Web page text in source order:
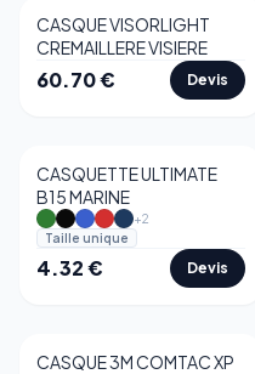
CASQUE VISORLIGHT
CREMAILLERE VISIERE
60.70€ Devis
CASQUETTE ULTIMATE
B15 MARINE
+2
Taille unique
4.32€ Devis
CASQUE 3M COMTAC XP